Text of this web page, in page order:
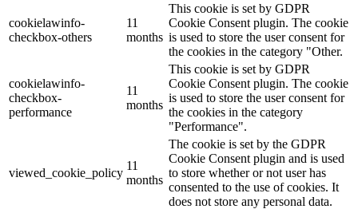
cookielawinfo-
checkbox-others
11
months
This cookie is set by GDPR
Cookie Consent plugin. The cookie
is used to store the user consent for
the cookies in the category "Other.
cookielawinfo-
checkbox-
performance
11
months
This cookie is set by GDPR
Cookie Consent plugin. The cookie
is used to store the user consent for
the cookies in the category
"Performance".
viewed_cookie_policy
11
months
The cookie is set by the GDPR
Cookie Consent plugin and is used
to store whether or not user has
consented to the use of cookies. It
does not store any personal data.